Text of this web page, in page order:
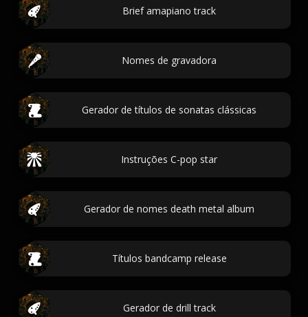
Brief amapiano track
Nomes de gravadora
Gerador de títulos de sonatas clássicas
Instruções C-pop star
Gerador de nomes death metal album
Títulos bandcamp release
Gerador de drill track